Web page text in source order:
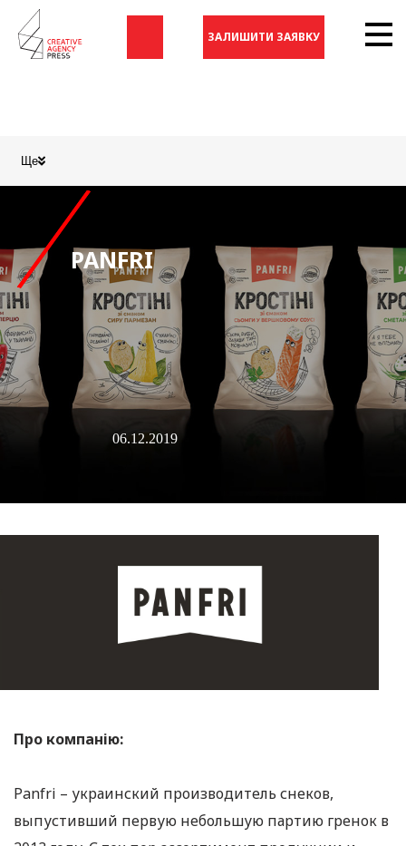
ЗАЛИШИТИ ЗАЯВКУ
Ще
PANFRI
06.12.2019
Про компанію:
Panfri – украинский производитель снеков,
выпустивший первую небольшую партию гренок в